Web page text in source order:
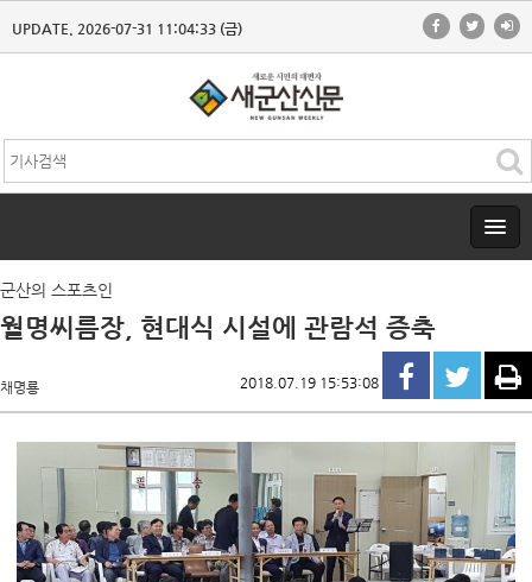
UPDATE. 2026-07-31 11:04:33 (금)
군산의 스포츠인
월명씨름장, 현대식 시설에 관람석 증축
채명룡 2018.07.19 15:53:08